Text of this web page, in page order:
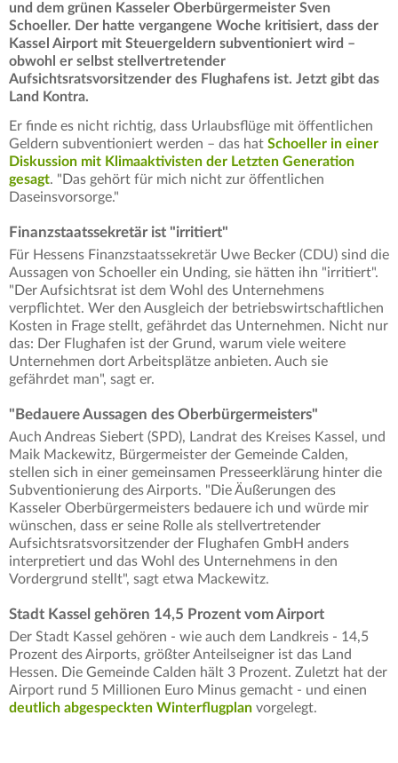
und dem grünen Kasseler Oberbürgermeister Sven
Schoeller. Der hatte vergangene Woche kritisiert, dass der
Kassel Airport mit Steuergeldern subventioniert wird –
obwohl er selbst stellvertretender
Aufsichtsratsvorsitzender des Flughafens ist. Jetzt gibt das
Land Kontra.
Er finde es nicht richtig, dass Urlaubsflüge mit öffentlichen
Geldern subventioniert werden – das hat Schoeller in einer
Diskussion mit Klimaaktivisten der Letzten Generation
gesagt. "Das gehört für mich nicht zur öffentlichen
Daseinsvorsorge."
Finanzstaatssekretär ist "irritiert"
Für Hessens Finanzstaatssekretär Uwe Becker (CDU) sind die
Aussagen von Schoeller ein Unding, sie hätten ihn "irritiert".
"Der Aufsichtsrat ist dem Wohl des Unternehmens
verpflichtet. Wer den Ausgleich der betriebswirtschaftlichen
Kosten in Frage stellt, gefährdet das Unternehmen. Nicht nur
das: Der Flughafen ist der Grund, warum viele weitere
Unternehmen dort Arbeitsplätze anbieten. Auch sie
gefährdet man", sagt er.
"Bedauere Aussagen des Oberbürgermeisters"
Auch Andreas Siebert (SPD), Landrat des Kreises Kassel, und
Maik Mackewitz, Bürgermeister der Gemeinde Calden,
stellen sich in einer gemeinsamen Presseerklärung hinter die
Subventionierung des Airports. "Die Äußerungen des
Kasseler Oberbürgermeisters bedauere ich und würde mir
wünschen, dass er seine Rolle als stellvertretender
Aufsichtsratsvorsitzender der Flughafen GmbH anders
interpretiert und das Wohl des Unternehmens in den
Vordergrund stellt", sagt etwa Mackewitz.
Stadt Kassel gehören 14,5 Prozent vom Airport
Der Stadt Kassel gehören - wie auch dem Landkreis - 14,5
Prozent des Airports, größter Anteilseigner ist das Land
Hessen. Die Gemeinde Calden hält 3 Prozent. Zuletzt hat der
Airport rund 5 Millionen Euro Minus gemacht - und einen
deutlich abgespeckten Winterflugplan vorgelegt.